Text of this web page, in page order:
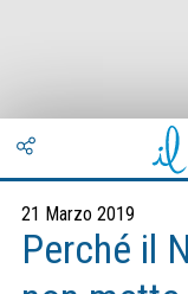
21 Marzo 2019
Perché il